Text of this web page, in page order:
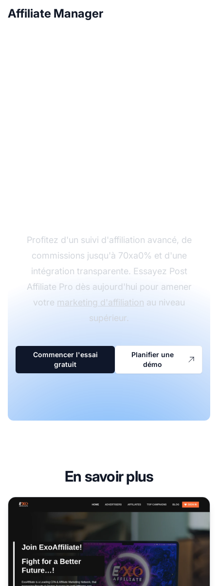
Affiliate Manager
Profitez d'un suivi d'affiliation avancé, de
commissions jusqu'à 70xa0% et d'une
intégration transparente. Essayez Post
Affiliate Pro dès aujourd'hui pour amener
votre marketing d'affiliation au niveau
supérieur.
Commencer l'essai
gratuit
Planifier une
démo
En savoir plus
Programme d'affiliation eXooffer